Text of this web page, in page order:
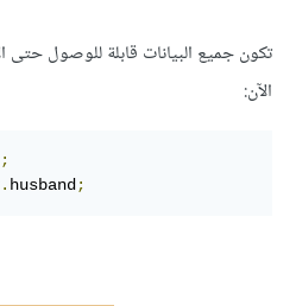
تكون جميع البيانات قابلة للوصول
الآن:
;
. husband ;